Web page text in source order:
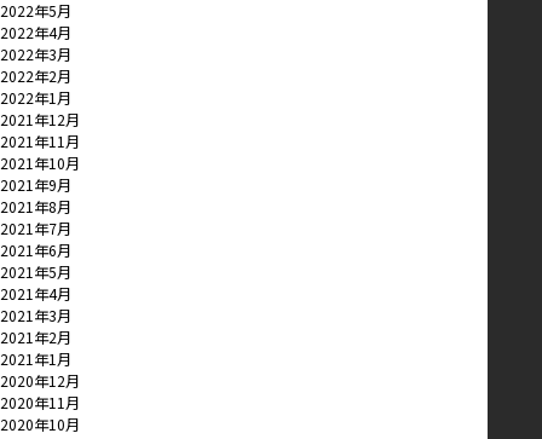
2022年5月
2022年4月
2022年3月
2022年2月
2022年1月
2021年12月
2021年11月
2021年10月
2021年9月
2021年8月
2021年7月
2021年6月
2021年5月
2021年4月
2021年3月
2021年2月
2021年1月
2020年12月
2020年11月
2020年10月